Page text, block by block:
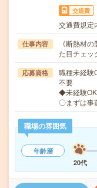
交通費
交通費規定
仕事内容
《断熱材
た目チェッ
応募資格
職種未経験
不要
◆未経験OK
〇まずは
職場の雰囲気
年齢層
20代